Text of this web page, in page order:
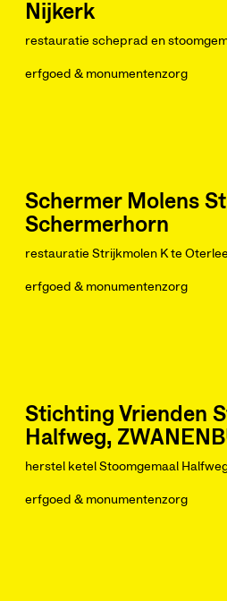
Nijkerk
restauratie scheprad en
erfgoed & monumentenzorg
Schermer Molens
Schermerhorn
restauratie Strijkmolen K te
erfgoed & monumentenzorg
Stichting Vrienden
Halfweg,
herstel ketel Stoomgemaal
erfgoed & monumentenzorg